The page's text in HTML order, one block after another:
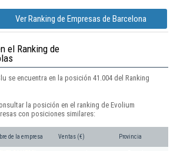
Ver Ranking de Empresas de Barcelona
el Ranking de
se encuentra en la posición 41.004 del Ranking
la posición en el ranking de Evolium
con posiciones similares:
de la empresa Ventas (€) Provincia